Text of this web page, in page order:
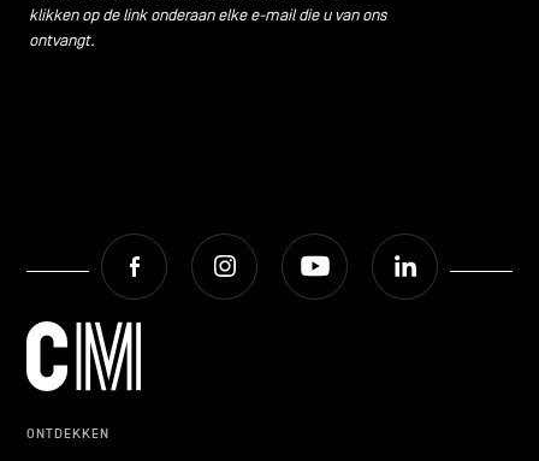
klikken op de link onderaan elke e-mail die u van ons
ontvangt.
Facebook Instagram Youtube
ONTDEKKEN